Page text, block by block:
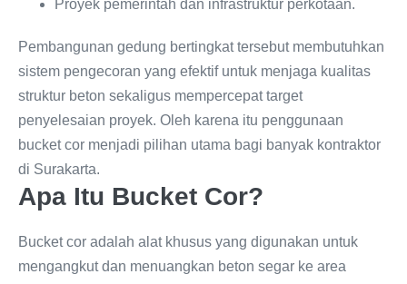
Proyek pemerintah dan infrastruktur perkotaan.
Pembangunan gedung bertingkat tersebut membutuhkan
sistem pengecoran yang efektif untuk menjaga kualitas
struktur beton sekaligus mempercepat target
penyelesaian proyek. Oleh karena itu penggunaan
bucket cor menjadi pilihan utama bagi banyak kontraktor
di Surakarta.
Apa Itu Bucket Cor?
Bucket cor adalah alat khusus yang digunakan untuk
mengangkut dan menuangkan beton segar ke area